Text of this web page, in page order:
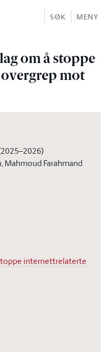
SØK MENY
om å stoppe
mot
Mahmoud Farahmand
internettrelaterte